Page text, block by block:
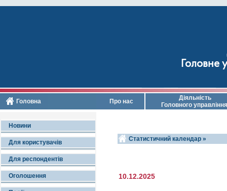
Головне
Головна Про нас
Діяльність
Головного управління
Новини
Для користувачів
Для респондентів
Оголошення
Статистичний календар »
10.12.2025